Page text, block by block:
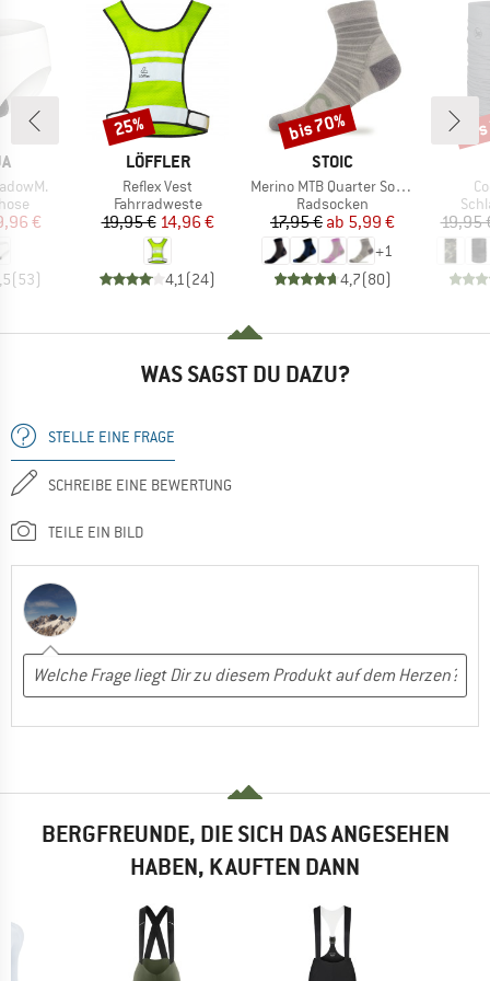
Preis
€
(53)
MARKE
LÖFFLER
Artikel
Reflex Vest
Produktgruppe
Fahrradweste
Preis
19,95 €reduzierter Preis
14,96 €
4,1 (24)
Rabatt
25%
MARKE
STOIC
Artikel
Merino MTB Quarter Socks
Produktgruppe
Radsocken
Preis
17,95 € reduzierter Preis
ab 5,99 €
+1
4,7(80)
Rabatt
bis 70%
19,95
WAS SAGST DU DAZU?
STELLE EINE FRAGE
SCHREIBE EINE BEWERTUNG
TEILE EIN BILD
BERGFREUNDE, DIE SICH DAS ANGESEHEN
HABEN, KAUFTEN DANN